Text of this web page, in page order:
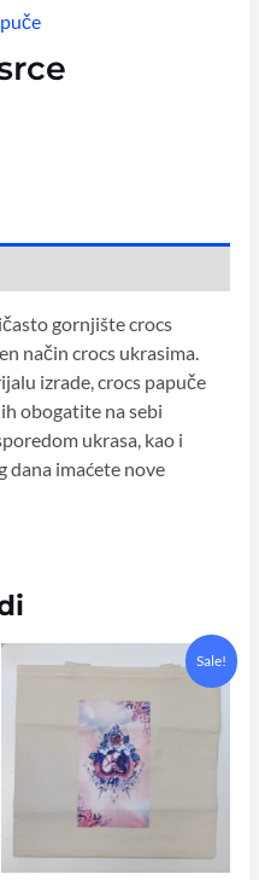
gornjište crocs
način crocs ukrasima.
izrade, crocs papuče
obogatite na sebi
ukrasa, kao i
dana imaćete nove
Sale!
price
was:
15,00 KM.
Current
price
8,00 KM.